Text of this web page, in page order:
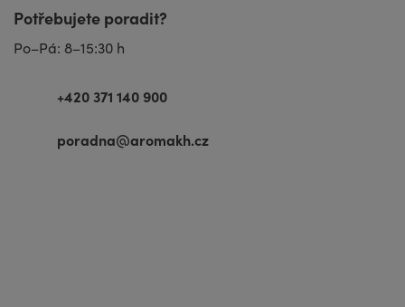
Potřebujete poradit?
Po–Pá: 8–15:30 h
+420 371 140 900
poradna@aromakh.cz